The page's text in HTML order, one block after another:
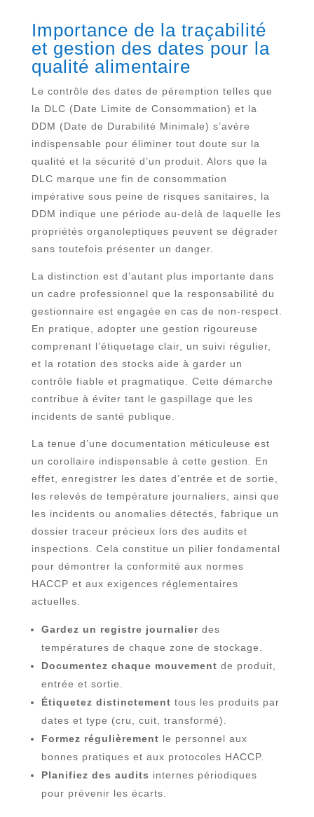
Importance de la traçabilité
et gestion des dates pour la
qualité alimentaire
Le contrôle des dates de péremption telles que
la DLC (Date Limite de Consommation) et la
DDM (Date de Durabilité Minimale) s’avère
indispensable pour éliminer tout doute sur la
qualité et la sécurité d’un produit. Alors que la
DLC marque une fin de consommation
impérative sous peine de risques sanitaires, la
DDM indique une période au-delà de laquelle les
propriétés organoleptiques peuvent se dégrader
sans toutefois présenter un danger.
La distinction est d’autant plus importante dans
un cadre professionnel que la responsabilité du
gestionnaire est engagée en cas de non-respect.
En pratique, adopter une gestion rigoureuse
comprenant l’étiquetage clair, un suivi régulier,
et la rotation des stocks aide à garder un
contrôle fiable et pragmatique. Cette démarche
contribue à éviter tant le gaspillage que les
incidents de santé publique.
La tenue d’une documentation méticuleuse est
un corollaire indispensable à cette gestion. En
effet, enregistrer les dates d’entrée et de sortie,
les relevés de température journaliers, ainsi que
les incidents ou anomalies détectés, fabrique un
dossier traceur précieux lors des audits et
inspections. Cela constitue un pilier fondamental
pour démontrer la conformité aux normes
HACCP et aux exigences réglementaires
actuelles.
Gardez un registre journalierdes
températures de chaque zone de stockage.
Documentez chaque mouvement de produit,
entrée et sortie.
Étiquetez distinctement tous les produits par
dates et type (cru, cuit, transformé).
Formez régulièrement le personnel aux
bonnes pratiques et aux protocoles HACCP.
Planifiez des audits internes périodiques
pour prévenir les écarts.